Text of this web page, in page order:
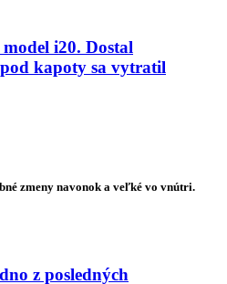
i20. Dostal
kapoty sa vytratil
zmeny navonok a veľké vo vnútri.
z posledných